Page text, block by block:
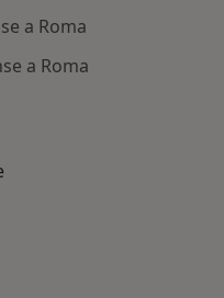
a Roma
a Roma